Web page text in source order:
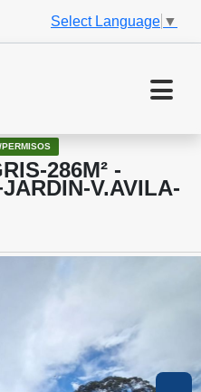
Select Language ▼
286M² -
V.AVILA-